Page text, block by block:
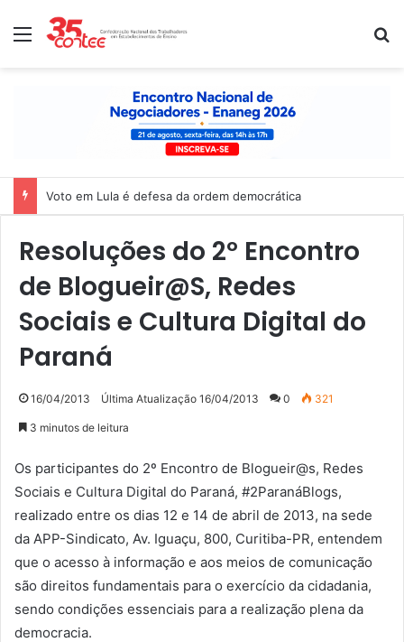
Menu
Nota de solidariedade ao povo venezuelano
Resoluções do 2º Encontro
de Blogueir@S, Redes
Sociais e Cultura Digital do
Paraná
16/04/2013 Última Atualização 16/04/2013 0 321
3 minutos de leitura
Os participantes do 2º Encontro de Blogueir@s, Redes
Sociais e Cultura Digital do Paraná, #2ParanáBlogs,
realizado entre os dias 12 e 14 de abril de 2013, na sede
da APP-Sindicato, Av. Iguaçu, 800, Curitiba-PR, entendem
que o acesso à informação e aos meios de comunicação
são direitos fundamentais para o exercício da cidadania,
sendo condições essenciais para a realização plena da
democracia.